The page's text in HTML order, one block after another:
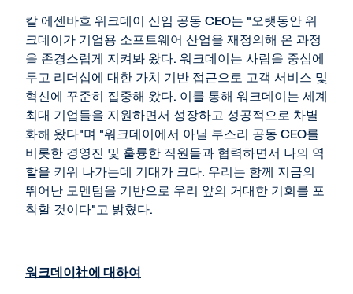
칼 에센바흐 워크데이 신임 공동 CEO는 "오랫동안 워
크데이가 기업용 소프트웨어 산업을 재정의해 온 과정
을 존경스럽게 지켜봐 왔다. 워크데이는 사람을 중심에
두고 리더십에 대한 가치 기반 접근으로 고객 서비스 및
혁신에 꾸준히 집중해 왔다. 이를 통해 워크데이는 세계
최대 기업들을 지원하면서 성장하고 성공적으로 차별
화해 왔다"며 "워크데이에서 아닐 부스리 공동 CEO를
비롯한 경영진 및 훌륭한 직원들과 협력하면서 나의 역
할을 키워 나가는데 기대가 크다. 우리는 함께 지금의
뛰어난 모멘텀을 기반으로 우리 앞의 거대한 기회를 포
착할 것이다"고 밝혔다.
워크데이社에 대하여